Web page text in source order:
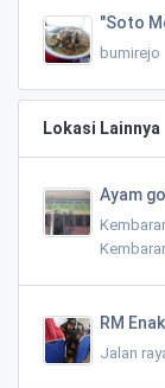
"Soto
bumirejo
Lokasi Lainnya
Ayam
RM Enak
Jalan